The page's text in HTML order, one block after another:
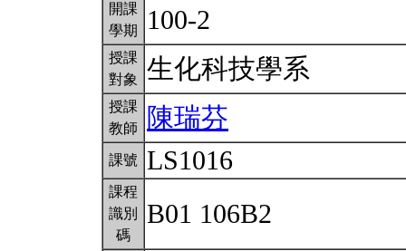
開課
學期
100-2
授課
對象
生化科技學系
授課
教師
陳瑞芬
課號 LS1016
課程
識別
碼
B01 106B2